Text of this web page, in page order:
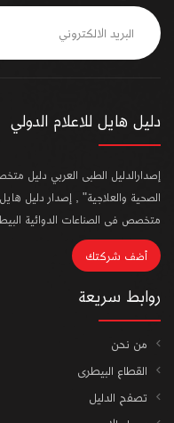
دليل هايل للاعلام الدولي
إصدارالدليل الطبى العربي دليل
الصحية والعلاجية" , إصدار دليل
متخصص فى الصناعات الدوائية
أضف شركتك
روابط سريعة
من نحن
القطاع البيطرى
تصفح الدليل